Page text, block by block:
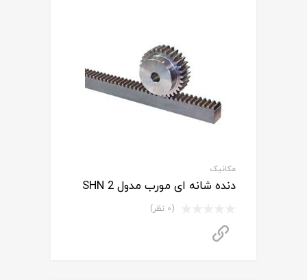
مکانیک
دنده شانه ای مورب مدول 2 SHN
(0 نظر)